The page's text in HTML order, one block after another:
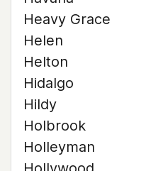
Heavy Grace
Helen
Helton
Hidalgo
Hildy
Holbrook
Holleyman